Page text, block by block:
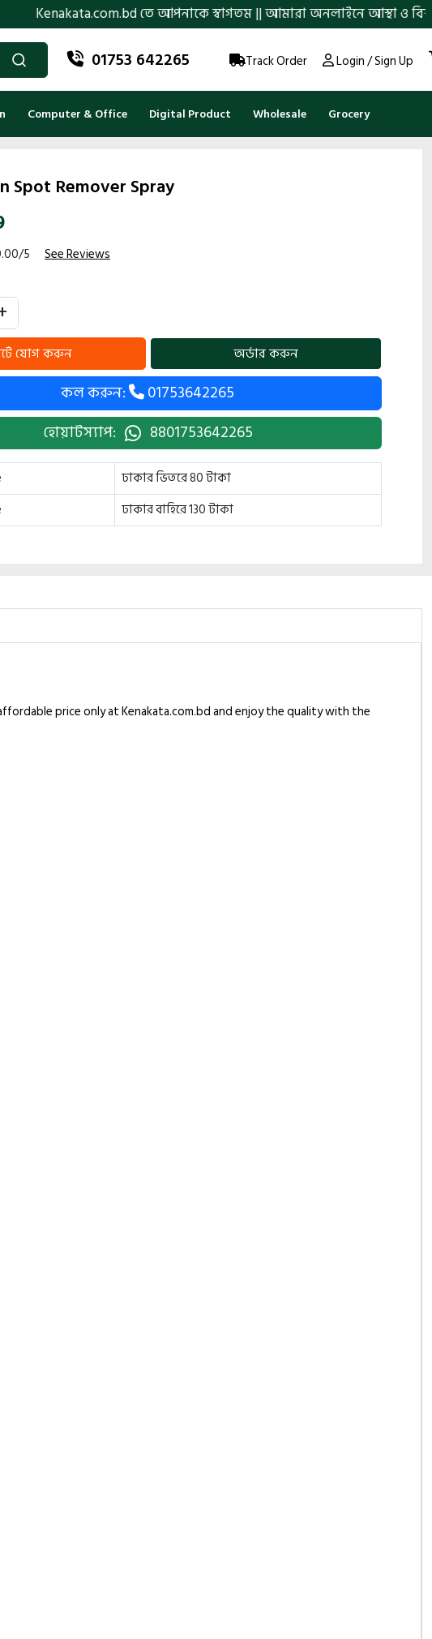
তে আপনাকে স্বাগতম || আমারা অনলাইনে আস্থা ও বিশ্বস্ততার সাথে
01753 642265 Track Order Login / Sign Up
Computer & Office Digital Product Wholesale Grocery
Spot Remover Spray
5
See Reviews
কল করুন:
01753642265
হোয়াটস্যাপ:
8801753642265
ঢাকার ভিতরে 80 টাকা
ঢাকার বাহিরে 130 টাকা
price only at Kenakata.com.bd and enjoy the quality with the